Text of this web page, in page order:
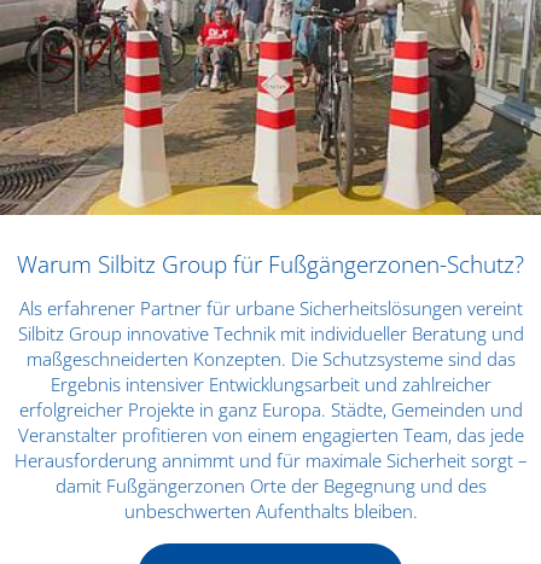
Warum Silbitz Group für Fußgängerzonen-Schutz?
Als erfahrener Partner für urbane Sicherheitslösungen vereint
Silbitz Group innovative Technik mit individueller Beratung und
maßgeschneiderten Konzepten. Die Schutzsysteme sind das
Ergebnis intensiver Entwicklungsarbeit und zahlreicher
erfolgreicher Projekte in ganz Europa. Städte, Gemeinden und
Veranstalter profitieren von einem engagierten Team, das jede
Herausforderung annimmt und für maximale Sicherheit sorgt –
damit Fußgängerzonen Orte der Begegnung und des
unbeschwerten Aufenthalts bleiben.